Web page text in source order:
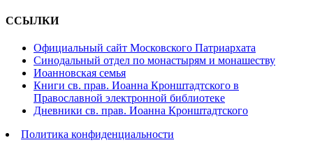
ССЫЛКИ
Официальный сайт Московского Патриархата
Синодальный отдел по монастырям и монашеству
Иоанновская семья
Книги св. прав. Иоанна Кронштадтского в
Православной электронной библиотеке
Дневники св. прав. Иоанна Кронштадтского
Политика конфиденциальности